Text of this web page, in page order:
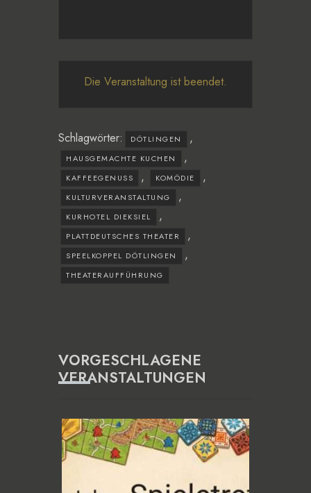
Die Veranstaltung ist beendet.
Schlagwörter: DÖTLINGEN ,
HAUSGEMACHTE KUCHEN ,
KAFFEEGENUSS , KOMÖDIE ,
KULTURVERANSTALTUNG ,
KURHOTEL DIEKSIEL ,
PLATTDEUTSCHES THEATER ,
SPEELKOPPEL DÖTLINGEN ,
THEATERAUFFÜHRUNG
VORGESCHLAGENE
VERANSTALTUNGEN